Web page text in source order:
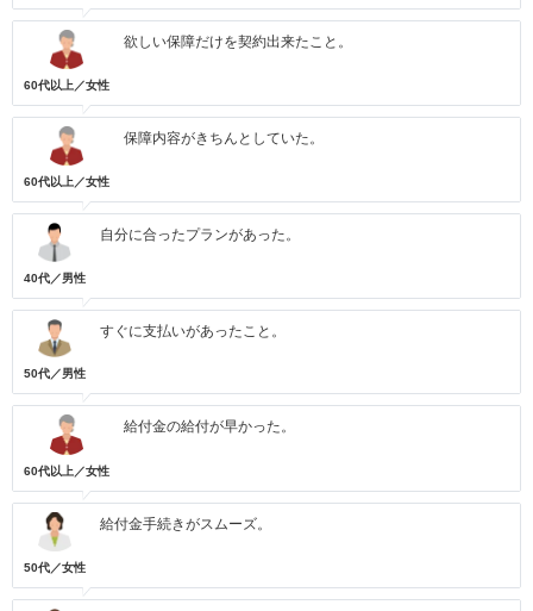
60代以上／女性
欲しい保障だけを契約出来たこと。
60代以上／女性
保障内容がきちんとしていた。
40代／男性
自分に合ったプランがあった。
50代／男性
すぐに支払いがあったこと。
60代以上／女性
給付金の給付が早かった。
50代／女性
給付金手続きがスムーズ。